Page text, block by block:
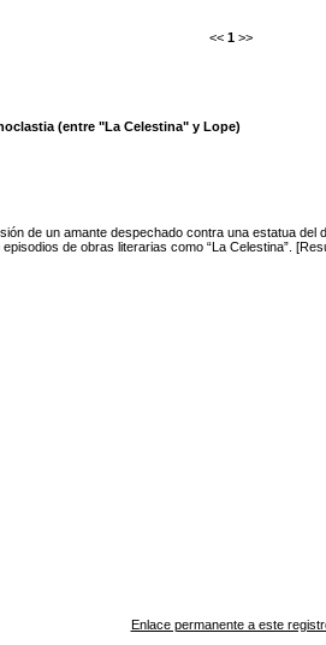
<< 1 >>
(entre "La Celestina" y Lope)
de un amante despechado contra una estatua
de obras literarias como “La Celestina”.
Enlace permanente a este